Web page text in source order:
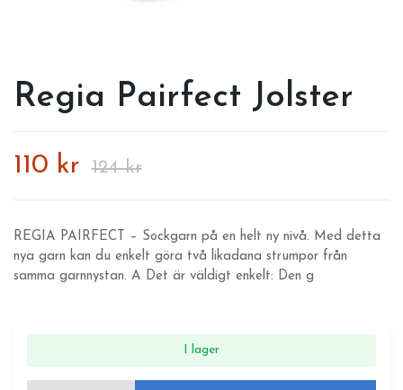
Regia Pairfect Jolster
110 kr 124 kr
REGIA PAIRFECT – Sockgarn på en helt ny nivå. Med detta
nya garn kan du enkelt göra två likadana strumpor från
samma garnnystan. A Det är väldigt enkelt: Den g
I lager